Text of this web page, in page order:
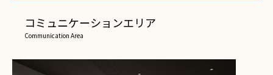
コミュニケーションエリア
Communication Area